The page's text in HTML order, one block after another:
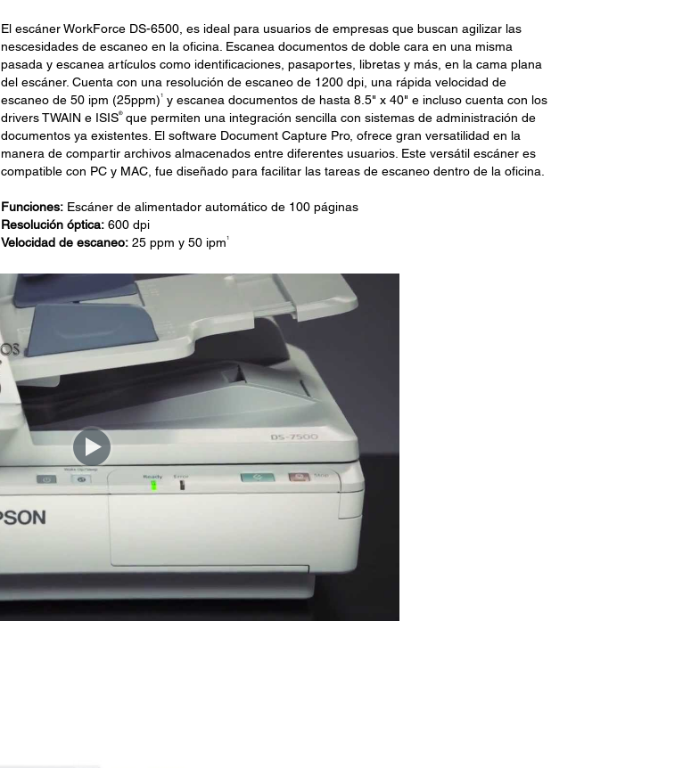
El escáner WorkForce DS-6500, es ideal para usuarios de empresas que buscan agilizar las
nescesidades de escaneo en la oficina. Escanea documentos de doble cara en una misma
pasada y escanea artículos como identificaciones, pasaportes, libretas y más, en la cama plana
del escáner. Cuenta con una resolución de escaneo de 1200 dpi, una rápida velocidad de
escaneo de 50 ipm (25ppm) 1
y escanea documentos de hasta 8.5" x 40" e incluso cuenta con los
drivers TWAIN e ISIS®que permiten una integración sencilla con sistemas de administración de
documentos ya existentes. El software Document Capture Pro, ofrece gran versatilidad en la
manera de compartir archivos almacenados entre diferentes usuarios. Este versátil escáner es
compatible con PC y MAC, fue diseñado para facilitar las tareas de escaneo dentro de la oficina.
Funciones: Escáner de alimentador automático de 100 páginas
Resolución óptica: 600 dpi
Velocidad de escaneo: 25 ppm y 50 ipm 1